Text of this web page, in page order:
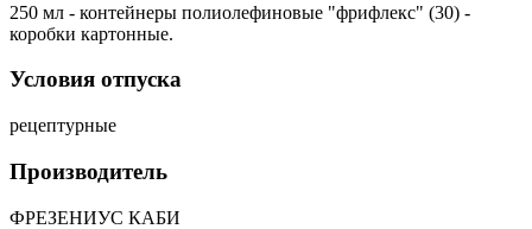
250 мл - контейнеры полиолефиновые "фрифлекс" (30) -
коробки картонные.
Условия отпуска
рецептурные
Производитель
ФРЕЗЕНИУС КАБИ